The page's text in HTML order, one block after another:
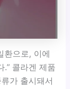
환으로, 이에
.” 콜라겐 제품
가 출시돼서